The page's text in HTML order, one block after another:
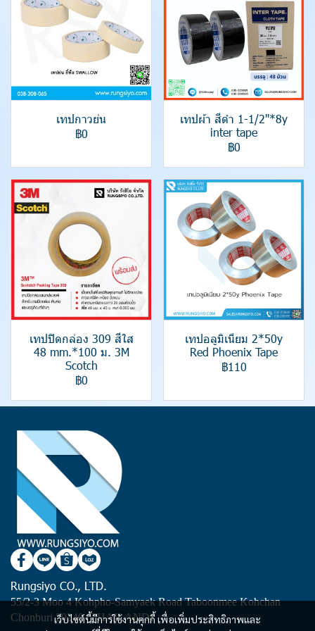
เทปกาวย่น
฿0
เทปผ้า สีดำ 1-1/2"*8y
inter tape
฿0
เทปปิดกล่อง 309 สีใส
48 mm.*100 ม. 3M
Scotch
฿0
เทปอลูมิเนียม 2*50y
Red Phoenix Tape
฿110
เว็บไซต์นี้มีการใช้งานคุกกี้ เพื่อเพิ่มประสิทธิภาพและ
Rungsiyo CO., LTD.
55/2-3 Moo 4 Kohpho-Samyaek Road Taboonmee Kohchan
Chonburi 20240 (THAILAND)